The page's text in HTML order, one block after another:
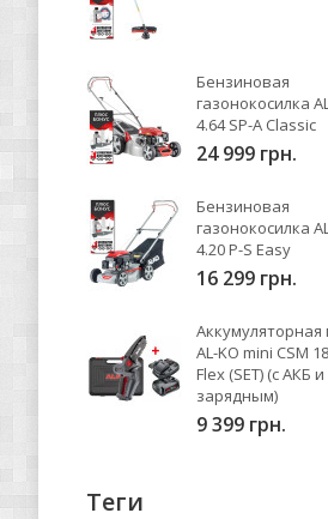
Бензиновая
газонокосилка
4.64 SP-A Classic
24 999 грн.
Бензиновая
газонокосилка
4.20 P-S Easy
16 299 грн.
Аккумуляторная
AL-KO mini CSM
Flex (SET) (с АКБ и
зарядным)
9 399 грн.
Теги